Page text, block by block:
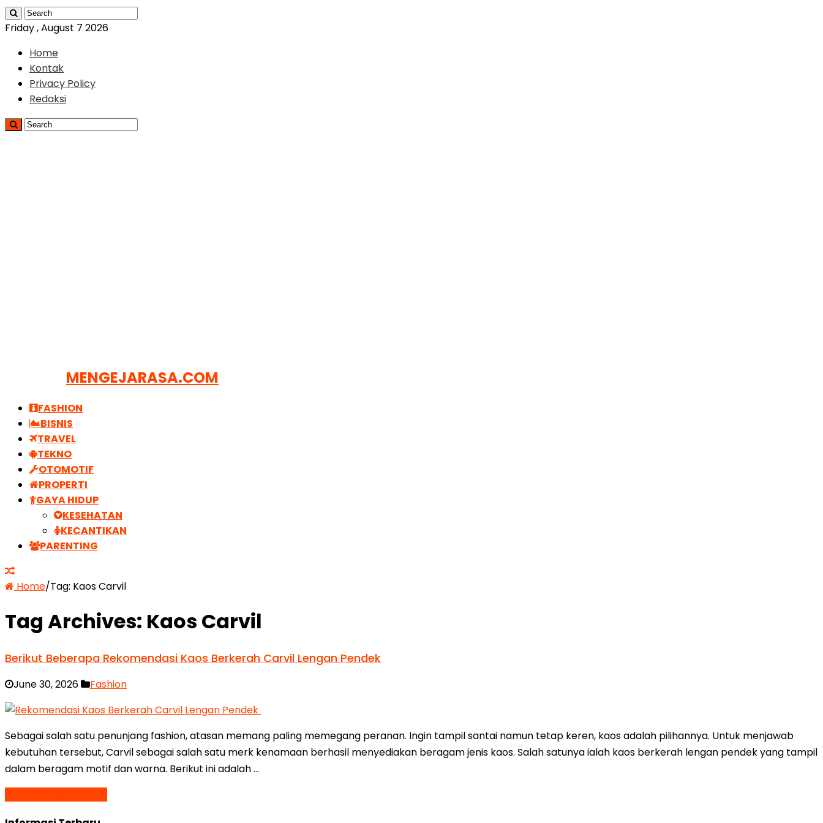
Friday , August 7 2026
Home
Kontak
Privacy Policy
Redaksi
MENGEJARASA.COM
FASHION
BISNIS
TRAVEL
TEKNO
OTOMOTIF
PROPERTI
GAYA HIDUP
KESEHATAN
KECANTIKAN
PARENTING
Home/Tag: Kaos Carvil
Tag Archives: Kaos Carvil
Berikut Beberapa Rekomendasi Kaos Berkerah Carvil Lengan Pendek
June 30, 2026 Fashion
Sebagai salah satu penunjang fashion, atasan memang paling memegang peranan. Ingin tampil santai namun tetap keren, kaos adalah pilihannya. Untuk menjawab
kebutuhan tersebut, Carvil sebagai salah satu merk kenamaan berhasil menyediakan beragam jenis kaos. Salah satunya ialah kaos berkerah lengan pendek yang tampil
dalam beragam motif dan warna. Berikut ini adalah …